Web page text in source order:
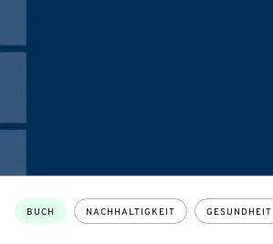
Themen:
BUCH NACHHALTIGKEIT GESUNDHEIT